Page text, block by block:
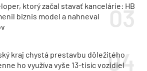
ktorý začal stavať kancelárie: HB
biznis model a nahneval
kraj chystá prestavbu dôležitého
ho využíva vyše 13-tisíc vozidiel